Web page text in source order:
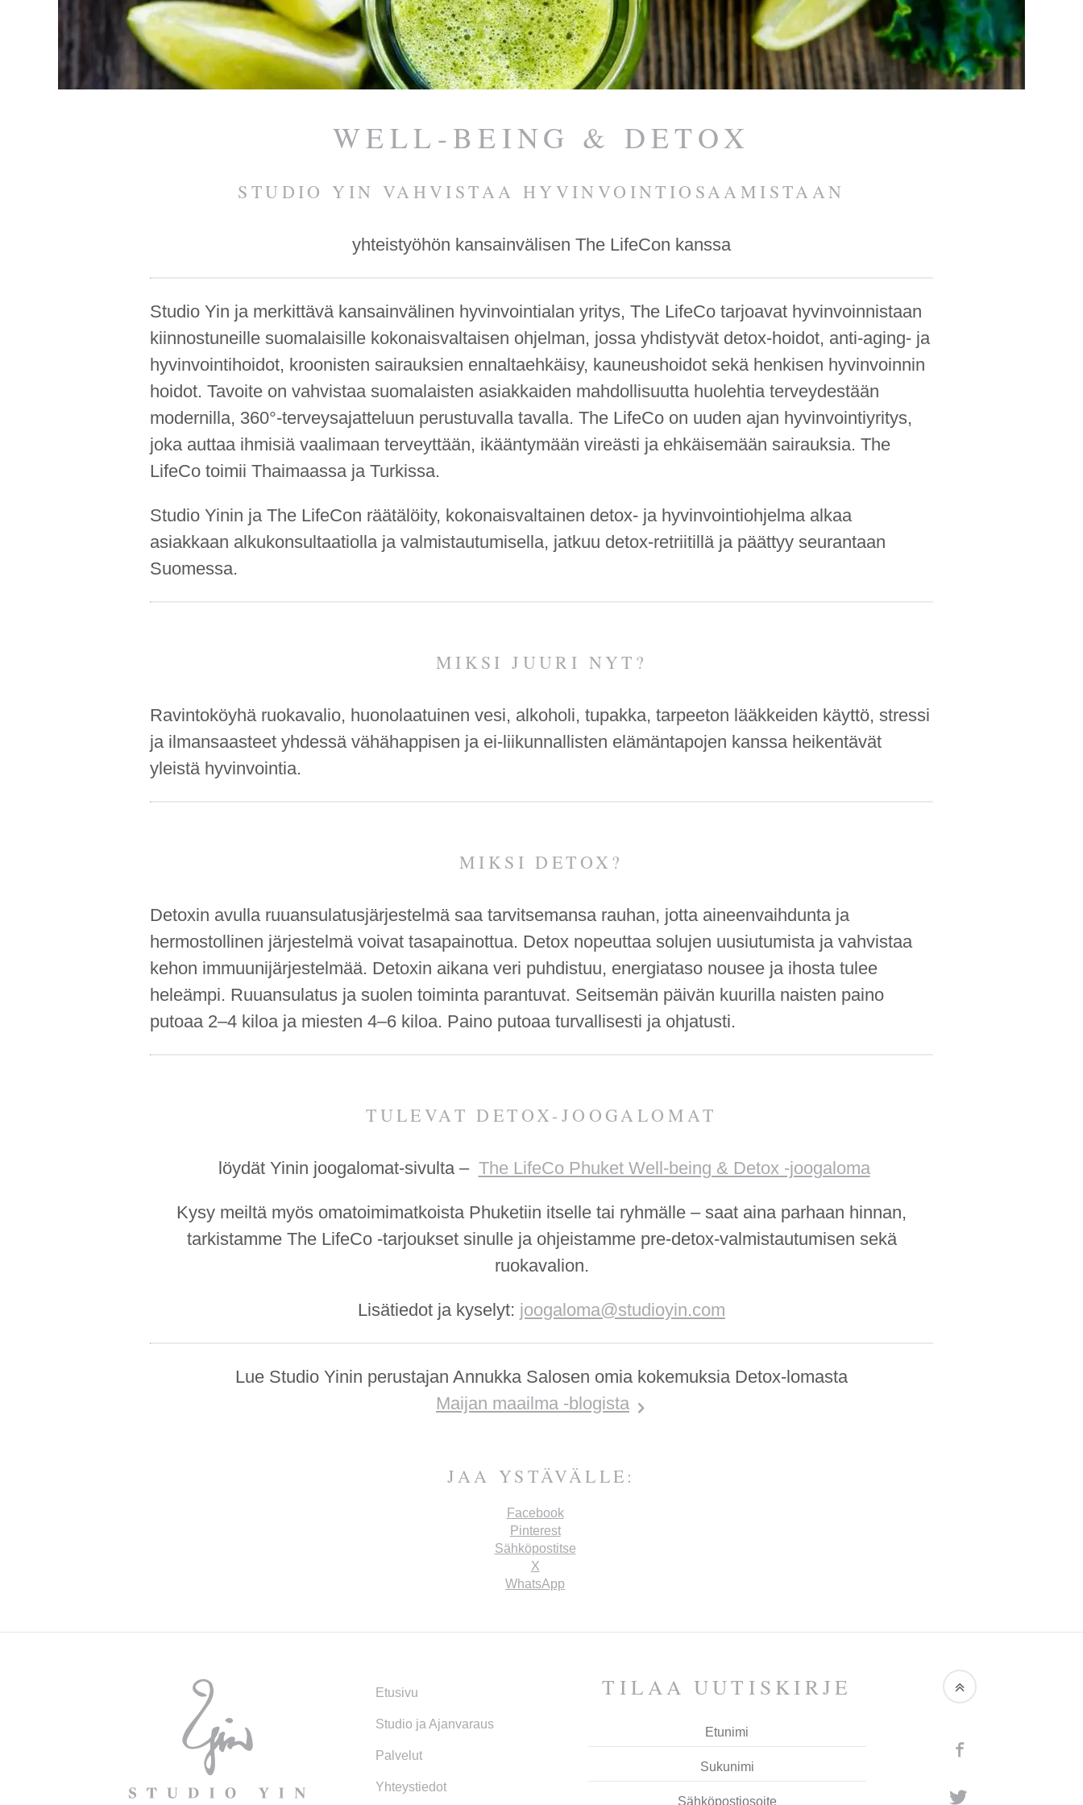
WELL-BEING & DETOX
STUDIO YIN VAHVISTAA HYVINVOINTIOSAAMISTAAN
yhteistyöhön kansainvälisen The LifeCon kanssa
Studio Yin ja merkittävä kansainvälinen hyvinvointi­alan yritys, The LifeCo tarjoavat hyvin­voinnistaan
kiinnostuneille suomalaisille kokonais­valtaisen ohjelman, jossa yhdistyvät detox-hoidot, anti-aging- ja
hyvinvointi­hoidot, kroonisten sairauksien ennaltaehkäisy, kauneushoidot sekä henkisen hyvinvoinnin
hoidot. Tavoite on vahvistaa suomalaisten asiakkaiden mahdollisuutta huolehtia terveydestään
modernilla, 360°-terveysajatteluun perustuvalla tavalla. The LifeCo on uuden ajan hyvinvointi­yritys,
joka auttaa ihmisiä vaalimaan terveyttään, ikääntymään vireästi ja ehkäisemään sairauksia. The
LifeCo toimii Thaimaassa ja Turkissa.
Studio Yinin ja The LifeCon räätälöity, kokonais­valtainen detox- ja hyvinvointi­ohjelma alkaa
asiakkaan alku­konsultaatiolla ja valmistautumisella, jatkuu detox-retriitillä ja päättyy seurantaan
Suomessa.
MIKSI JUURI NYT?
Ravintoköyhä ruokavalio, huonolaatuinen vesi, alkoholi, tupakka, tarpeeton lääkkeiden käyttö, stressi
ja ilmansaasteet yhdessä vähähappisen ja ei-liikunnallisten elämäntapojen kanssa heikentävät
yleistä hyvinvointia.
MIKSI DETOX?
Detoxin avulla ruuansulatusjärjestelmä saa tarvitsemansa rauhan, jotta aineen­vaihdunta ja
hermostollinen järjestelmä voivat tasapainottua. Detox nopeuttaa solujen uusiutumista ja vahvistaa
kehon immuunijärjestelmää. Detoxin aikana veri puhdistuu, energiataso nousee ja ihosta tulee
heleämpi. Ruuan­sulatus ja suolen toiminta parantuvat. Seitsemän päivän kuurilla naisten paino
putoaa 2–4 kiloa ja miesten 4–6 kiloa. Paino putoaa turvallisesti ja ohjatusti.
TULEVAT DETOX-JOOGALOMAT
löydät Yinin joogalomat-sivulta – The LifeCo Phuket Well-being & Detox -joogaloma
Kysy meiltä myös omatoimimatkoista Phuketiin itselle tai ryhmälle – saat aina parhaan hinnan,
tarkistamme The LifeCo -tarjoukset sinulle ja ohjeistamme pre-detox-valmistautumisen sekä
ruokavalion.
Lisätiedot ja kyselyt: joogaloma@studioyin.com
Lue Studio Yinin perustajan Annukka Salosen omia kokemuksia Detox-lomasta
Maijan maailma -blogista
JAA YSTÄVÄLLE:
Facebook
Pinterest
Sähköpostitse
X
WhatsApp
STUDIO
YIN
STUDIO
YIN
ON
Etusivu
Studio ja Ajan­varaus
Palvelut
Yhteys­tiedot
TILAA UUTIS­KIRJE
Twitter